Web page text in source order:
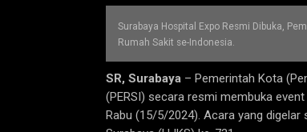
Surabaya Hospital Expo Resmi Dibuka,
Rumah Sakit se-Indonesia.
SR, Surabaya – Pemerintah Kota
(PERSI) secara resmi membuka
Rabu (15/5/2024). Acara yang